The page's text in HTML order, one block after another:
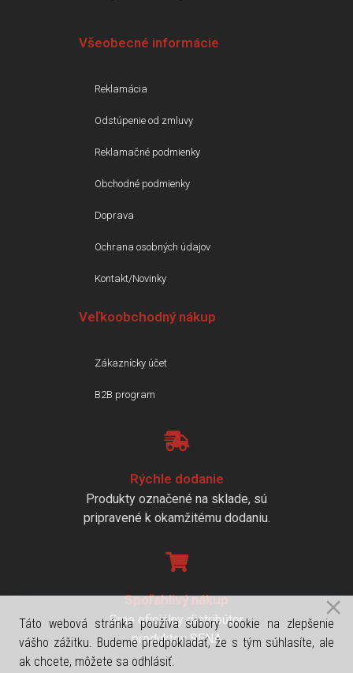
Všeobecné informácie
Reklamácia
Odstúpenie od zmluvy
Reklamačné podmienky
Obchodné podmienky
Doprava
Ochrana osobných údajov
Kontakt/Novinky
Veľkoobchodný nákup
Zákaznícky účet
B2B program
Rýchle dodanie
Produkty označené na sklade, sú
pripravené k okamžitému dodaniu.
Spoľahlivý nákup
Sme oficiálny distribútor
produktov SENA
Táto webová stránka používa súbory cookie na zlepšenie
vášho zážitku. Budeme predpokladať, že s tým súhlasíte, ale
ak chcete, môžete sa odhlásiť.